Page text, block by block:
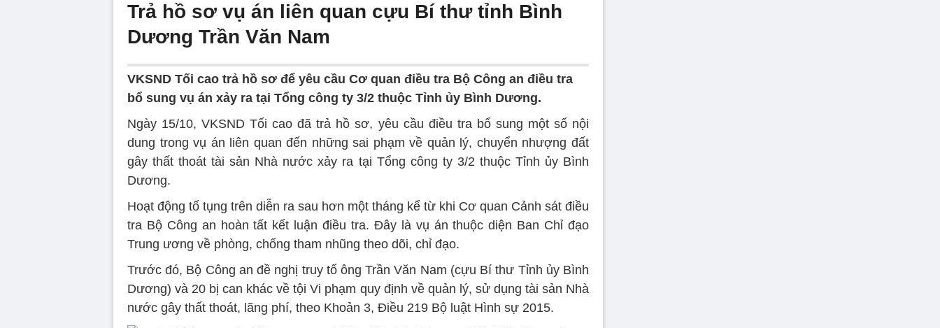
Trả hồ sơ vụ án liên quan cựu Bí thư tỉnh Bình
Dương Trần Văn Nam
VKSND Tối cao trả hồ sơ để yêu cầu Cơ quan điều tra Bộ Công an điều tra
bổ sung vụ án xảy ra tại Tổng công ty 3/2 thuộc Tỉnh ủy Bình Dương.
Ngày 15/10, VKSND Tối cao đã trả hồ sơ, yêu cầu điều tra bổ sung một số nội
dung trong vụ án liên quan đến những sai phạm về quản lý, chuyển nhượng đất
gây thất thoát tài sản Nhà nước xảy ra tại Tổng công ty 3/2 thuộc Tỉnh ủy Bình
Dương.
Hoạt động tố tụng trên diễn ra sau hơn một tháng kể từ khi Cơ quan Cảnh sát điều
tra Bộ Công an hoàn tất kết luận điều tra. Đây là vụ án thuộc diện Ban Chỉ đạo
Trung ương về phòng, chống tham nhũng theo dõi, chỉ đạo.
Trước đó, Bộ Công an đề nghị truy tố ông Trần Văn Nam (cựu Bí thư Tỉnh ủy Bình
Dương) và 20 bị can khác về tội Vi phạm quy định về quản lý, sử dụng tài sản Nhà
nước gây thất thoát, lãng phí, theo Khoản 3, Điều 219 Bộ luật Hình sự 2015.